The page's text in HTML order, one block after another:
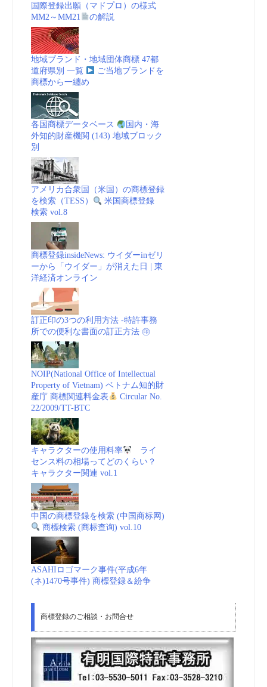
国際登録出願（マドプロ）の様式
MM2～MM21
の解説
地域ブランド・地域団体商標 47都
道府県別 一覧
ご当地ブランドを
商標から一纏め
各国商標データベース
国内・海
外知的財産機関 (143) 地域ブロック
別
アメリカ合衆国（米国）の商標登録
を検索（TESS）
米国商標登録
検索 vol.8
商標登録insideNews: ウイダーinゼリ
ーから「ウイダー」が消えた日 | 東
洋経済オンライン
訂正印の3つの利用方法 -特許事務
所での便利な書面の訂正方法 ㊞
NOIP(National Office of Intellectual
Property of Vietnam) ベトナム知的財
産庁 商標関連料金表
Circular No.
22/2009/TT-BTC
キャラクターの使用料率
ライ
センス料の相場ってどのくらい？
キャラクター関連 vol.1
中国の商標登録を検索 (中国商标网)
商標検索 (商标查询) vol.10
ASAHIロゴマーク事件(平成6年
(ネ)1470号事件) 商標登録＆紛争
商標登録のご相談・お問合せ